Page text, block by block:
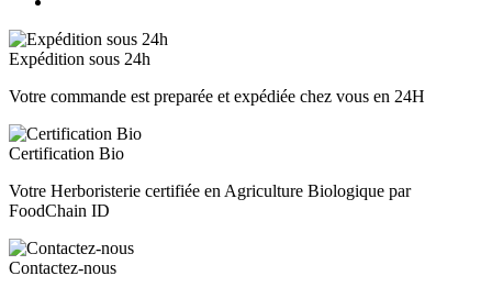
Expédition sous 24h
Votre commande est preparée et expédiée chez vous en 24H
Certification Bio
Votre Herboristerie certifiée en Agriculture Biologique par
FoodChain ID
Contactez-nous